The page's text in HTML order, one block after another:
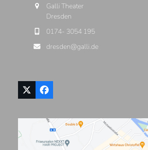
Galli Theater
Dresden
0174- 3054 195
dresden@galli.de
Twitter
(deprecated)
Facebook